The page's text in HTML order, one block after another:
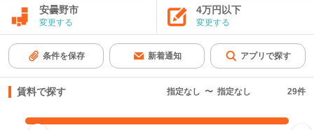
安曇野市
変更する
4万円以下
変更する
条件を保存 新着通知 アプリで探す
賃料で探す 指定なし 〜 指定なし 29件